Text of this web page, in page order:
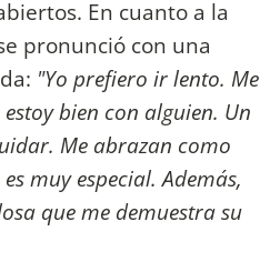
En cuanto a la
pronunció con una
"Yo prefiero ir lento. Me
bien con alguien. Un
Me abrazan como
muy especial. Además,
que me demuestra su